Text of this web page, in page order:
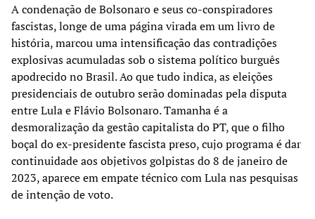
A condenação de Bolsonaro e seus co-conspiradores
fascistas, longe de uma página virada em um livro de
história, marcou uma intensificação das contradições
explosivas acumuladas sob o sistema político burguês
apodrecido no Brasil. Ao que tudo indica, as eleições
presidenciais de outubro serão dominadas pela disputa
entre Lula e Flávio Bolsonaro. Tamanha é a
desmoralização da gestão capitalista do PT, que o filho
boçal do ex-presidente fascista preso, cujo programa é dar
continuidade aos objetivos golpistas do 8 de janeiro de
2023, aparece em empate técnico com Lula nas pesquisas
de intenção de voto.